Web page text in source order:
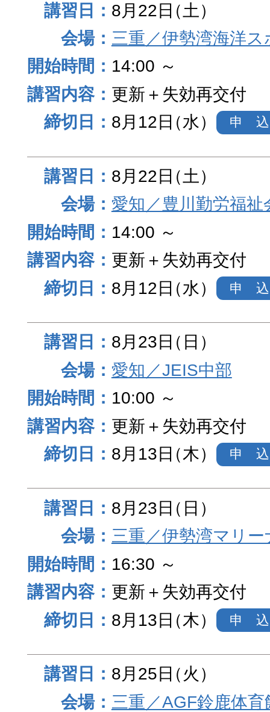
8月22日（土）
三重／伊勢湾海洋
14:00 ～
更新＋失効再交付
8月12日（水） 申 込
8月22日（土）
愛知／豊川勤労福祉
14:00 ～
更新＋失効再交付
8月12日（水） 申 込
8月23日（日）
愛知／JEIS中部
10:00 ～
更新＋失効再交付
8月13日（木） 申 込
8月23日（日）
三重／伊勢湾マリー
16:30 ～
更新＋失効再交付
8月13日（木） 申 込
8月25日（火）
三重／AGF鈴鹿体育